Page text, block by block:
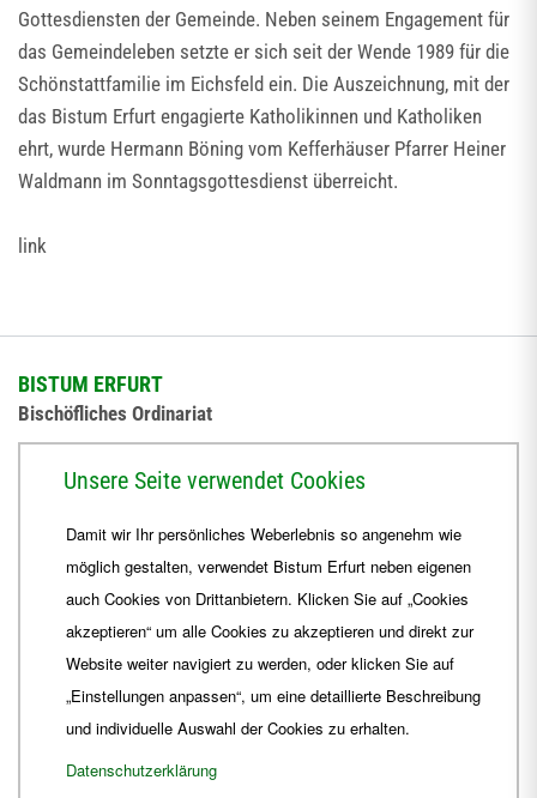
Gottesdiensten der Gemeinde. Neben seinem Engagement für
das Gemeindeleben setzte er sich seit der Wende 1989 für die
Schönstattfamilie im Eichsfeld ein. Die Auszeichnung, mit der
das Bistum Erfurt engagierte Katholikinnen und Katholiken
ehrt, wurde Hermann Böning vom Kefferhäuser Pfarrer Heiner
Waldmann im Sonntagsgottesdienst überreicht.
link
BISTUM ERFURT
Bischöfliches Ordinariat
+49 361 6572-444
ordinariat Bistum-Erfurt.de
Unsere Seite verwendet Cookies
Damit wir Ihr persönliches Weberlebnis so angenehm wie
möglich gestalten, verwendet Bistum Erfurt neben eigenen
auch Cookies von Drittanbietern. Klicken Sie auf „Cookies
akzeptieren“ um alle Cookies zu akzeptieren und direkt zur
Website weiter navigiert zu werden, oder klicken Sie auf
„Einstellungen anpassen“, um eine detaillierte Beschreibung
und individuelle Auswahl der Cookies zu erhalten.
Datenschutzerklärung